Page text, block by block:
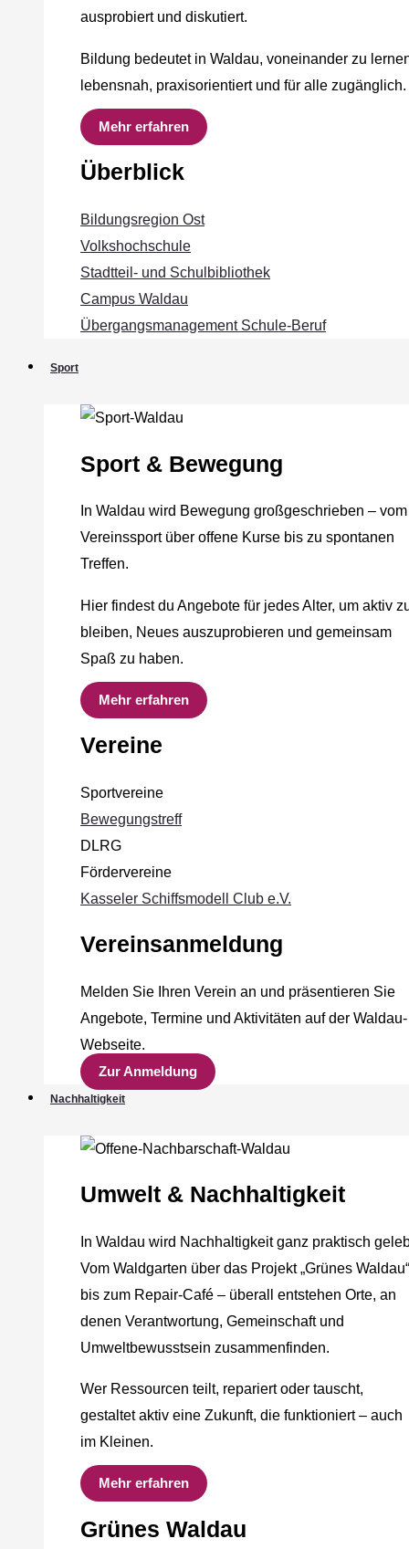
ausprobiert und diskutiert.
Bildung bedeutet in Waldau, voneinander zu
lebensnah, praxisorientiert und für alle zugänglich.
Mehr erfahren
Überblick
Bildungsregion Ost
Volkshochschule
Stadtteil- und Schulbibliothek
Campus Waldau
Übergangsmanagement Schule‐Beruf
Sport
Sport & Bewegung
In Waldau wird Bewegung großgeschrieben – vom
Vereinssport über offene Kurse bis zu spontanen
Treffen.
Hier findest du Angebote für jedes Alter, um aktiv
bleiben, Neues auszuprobieren und gemeinsam
Spaß zu haben.
Mehr erfahren
Vereine
Sportvereine
Bewegungstreff
DLRG
Fördervereine
Kasseler Schiffsmodell Club e.V.
Vereinsanmeldung
Melden Sie Ihren Verein an und präsentieren Sie
Angebote, Termine und Aktivitäten auf der Waldau-
Webseite.
Zur Anmeldung
Nachhaltigkeit
Umwelt & Nachhaltigkeit
In Waldau wird Nachhaltigkeit ganz praktisch
Vom Waldgarten über das Projekt „Grünes Waldau“
bis zum Repair-Café – überall entstehen Orte, an
denen Verantwortung, Gemeinschaft und
Umweltbewusstsein zusammenfinden.
Wer Ressourcen teilt, repariert oder tauscht,
gestaltet aktiv eine Zukunft, die funktioniert – auch
im Kleinen.
Mehr erfahren
Grünes Waldau